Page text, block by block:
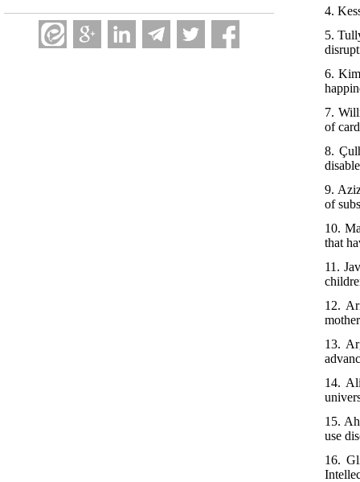
4.
5.
6.
7.
of
8.
9.
of
10.
that
11.
12.
13.
14.
15.
use
16.